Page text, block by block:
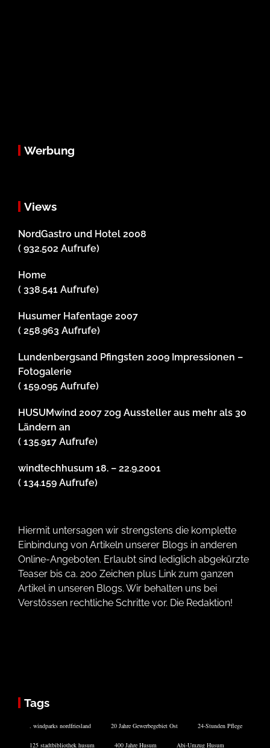
Werbung
Views
NordGastro und Hotel 2008
( 932.502 Aufrufe)
Home
( 338.541 Aufrufe)
Husumer Hafentage 2007
( 258.963 Aufrufe)
Lundenbergsand Pfingsten 2009 Impressionen –
Fotogalerie
( 159.095 Aufrufe)
HUSUMwind 2007 zog Aussteller aus mehr als 30
Ländern an
( 135.917 Aufrufe)
windtechhusum 18. – 22.9.2001
( 134.159 Aufrufe)
Hiermit untersagen wir strengstens die komplette
Einbindung von Artikeln unserer Blogs in anderen
Online-Angeboten. Erlaubt sind lediglich abgekürzte
Teaser bis ca. 200 Zeichen plus Link zum ganzen
Artikel in unseren Blogs. Wir behalten uns bei
Verstössen rechtliche Schritte vor. Die Redaktion!
Tags
. windparks nordfriesland 20 Jahre Gewerbegebiet Ost 24-Stunden Pflege
125 stadtbibliothek husum 400 Jahre Husum Abi-Umzug Husum